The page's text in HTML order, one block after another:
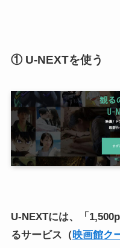
① U-NEXTを使う
U-NEXTには、「
るサービス（映画館ク